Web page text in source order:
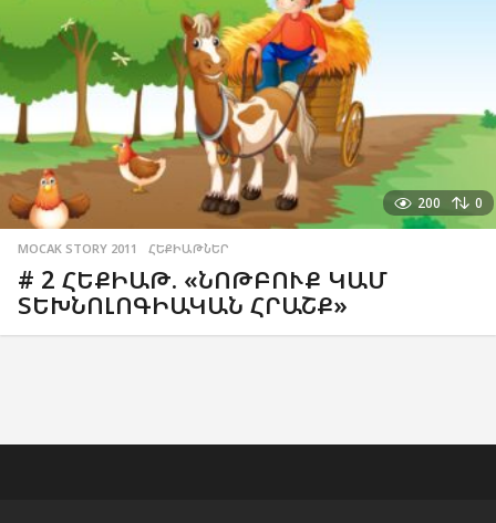
200 0
MOCAK STORY 2011 ,ՀԵՔԻԱԹՆԵՐ
# 2 ՀԵՔԻԱԹ. «ՆՈԹԲՈՒՔ ԿԱՄ
ՏԵԽՆՈԼՈԳԻԱԿԱՆ ՀՐԱՇՔ»